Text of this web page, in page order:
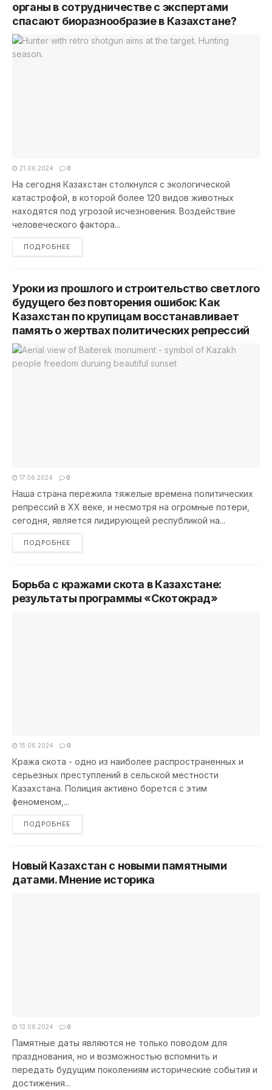
органы в сотрудничестве с экспертами
спасают биоразнообразие в Казахстане?
21.06.2024 0
На сегодня Казахстан столкнулся с экологической
катастрофой, в которой более 120 видов животных
находятся под угрозой исчезновения. Воздействие
человеческого фактора...
ПОДРОБНЕЕ
Уроки из прошлого и строительство светлого
будущего без повторения ошибок: Как
Казахстан по крупицам восстанавливает
память о жертвах политических репрессий
17.06.2024 0
Наша страна пережила тяжелые времена политических
репрессий в ХХ веке, и несмотря на огромные потери,
сегодня, является лидирующей республикой на...
ПОДРОБНЕЕ
Борьба с кражами скота в Казахстане:
результаты программы «Скотокрад»
15.06.2024 0
Кража скота - одно из наиболее распространенных и
серьезных преступлений в сельской местности
Казахстана. Полиция активно борется с этим
феноменом,...
ПОДРОБНЕЕ
Новый Казахстан с новыми памятными
датами. Мнение историка
13.06.2024 0
Памятные даты являются не только поводом для
празднования, но и возможностью вспомнить и
передать будущим поколениям исторические события и
достижения...